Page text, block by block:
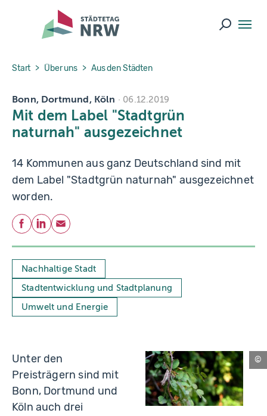
Skip to main navigation
Skip to main content
Skip to page footer
Suche
You are here:
Start Über uns Aus den Städten
Bonn, Dortmund, Köln 06.12.2019
Mit dem Label "Stadtgrün
naturnah" ausgezeichnet
14 Kommunen aus ganz Deutschland sind mit
dem Label "Stadtgrün naturnah" ausgezeichnet
worden.
Teilen
Facebook
LinkedIn
E-Mail
Nachhaltige Stadt
Stadtentwicklung und Stadtplanung
Umwelt und Energie
Unter den
Preisträgern sind mit
Bonn, Dortmund und
Köln auch drei